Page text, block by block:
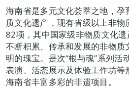
海南省是多元文化荟萃之地，孕
质文化遗产，现有省级以上非物
82项，其中国家级非物质文化
不断积累、传承和发展的非物质
明的瑰宝。是次“根与魂”系列活
表演、活态展示及体验工作坊
海南省丰富多彩的非遗项目。